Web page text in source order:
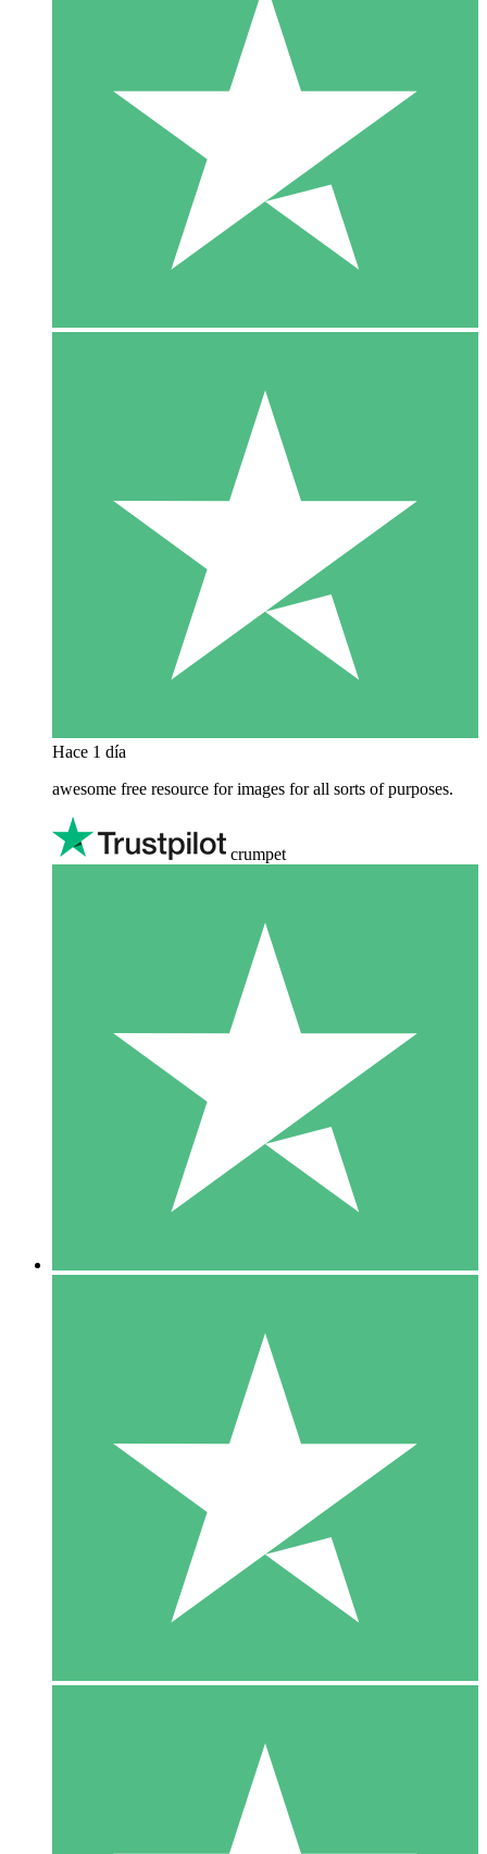
Hace 1 día
awesome free resource for images for all sorts of purposes.
crumpet